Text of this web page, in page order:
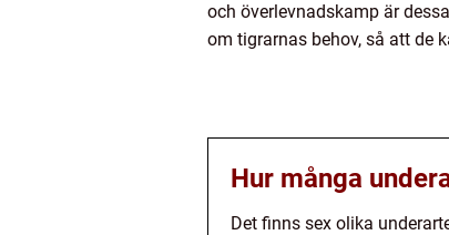
och överlevnadskamp är
om tigrarnas behov, så att de
Hur många
Det finns sex olika